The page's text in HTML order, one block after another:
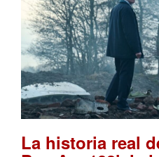
La historia real